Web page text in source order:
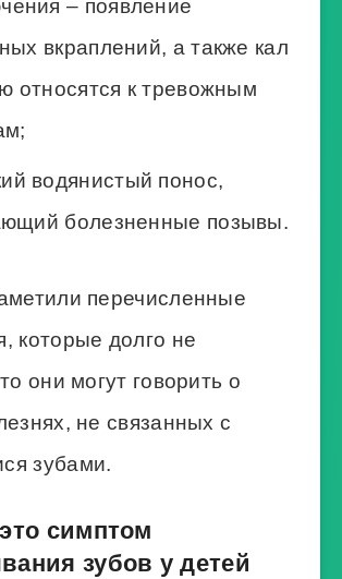
– появление
вкраплений, а также кал
относятся к тревожным
водянистый понос,
болезненные позывы.
перечисленные
которые долго не
они могут говорить о
не связанных с
зубами.
симптом
зубов у детей